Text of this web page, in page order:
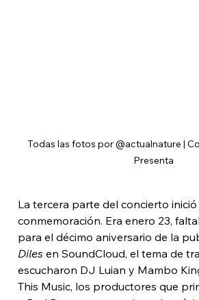
Todas las fotos por @actualnature |
Presenta
La tercera parte del concierto
conmemoración. Era enero 23,
para el décimo aniversario de la
Diles en SoundCloud, el tema de
escucharon DJ Luian y Mambo
This Music, los productores que